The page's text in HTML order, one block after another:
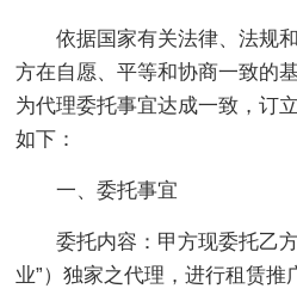
依据国家有关法律、法规
方在自愿、平等和协商一致的
为代理委托事宜达成一致，订
如下：
一、委托事宜
委托内容：甲方现委托乙
业”）独家之代理，进行租赁推